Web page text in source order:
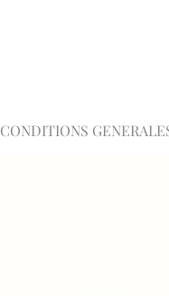
CONDITIONS